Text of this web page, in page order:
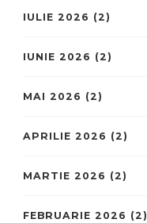
IULIE 2026 (2)
IUNIE 2026 (2)
MAI 2026 (2)
APRILIE 2026 (2)
MARTIE 2026 (2)
FEBRUARIE 2026 (2)